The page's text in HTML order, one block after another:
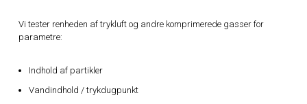
Vi tester renheden af trykluft og andre komprimerede gasser for
parametre:
Indhold af partikler
Vandindhold / trykdugpunkt